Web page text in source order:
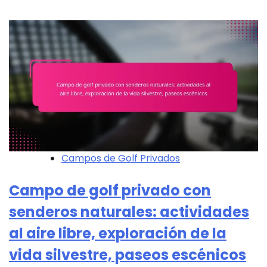
Campos de Golf Privados
Campo de golf privado con
senderos naturales: actividades
al aire libre, exploración de la
vida silvestre, paseos escénicos